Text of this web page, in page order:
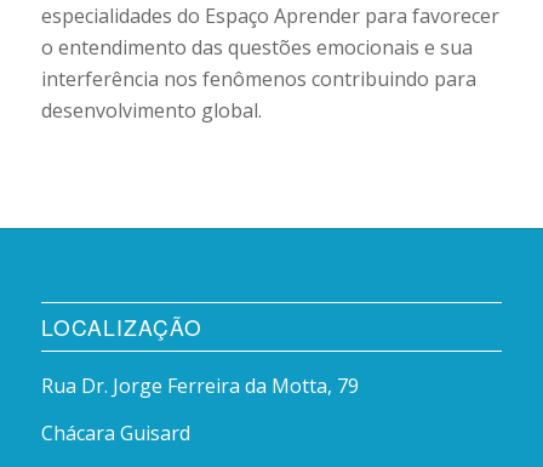
especialidades do Espaço Aprender para favorecer
o entendimento das questões emocionais e sua
interferência nos fenômenos contribuindo para
desenvolvimento global.
LOCALIZAÇÃO
Rua Dr. Jorge Ferreira da Motta, 79
Chácara Guisard